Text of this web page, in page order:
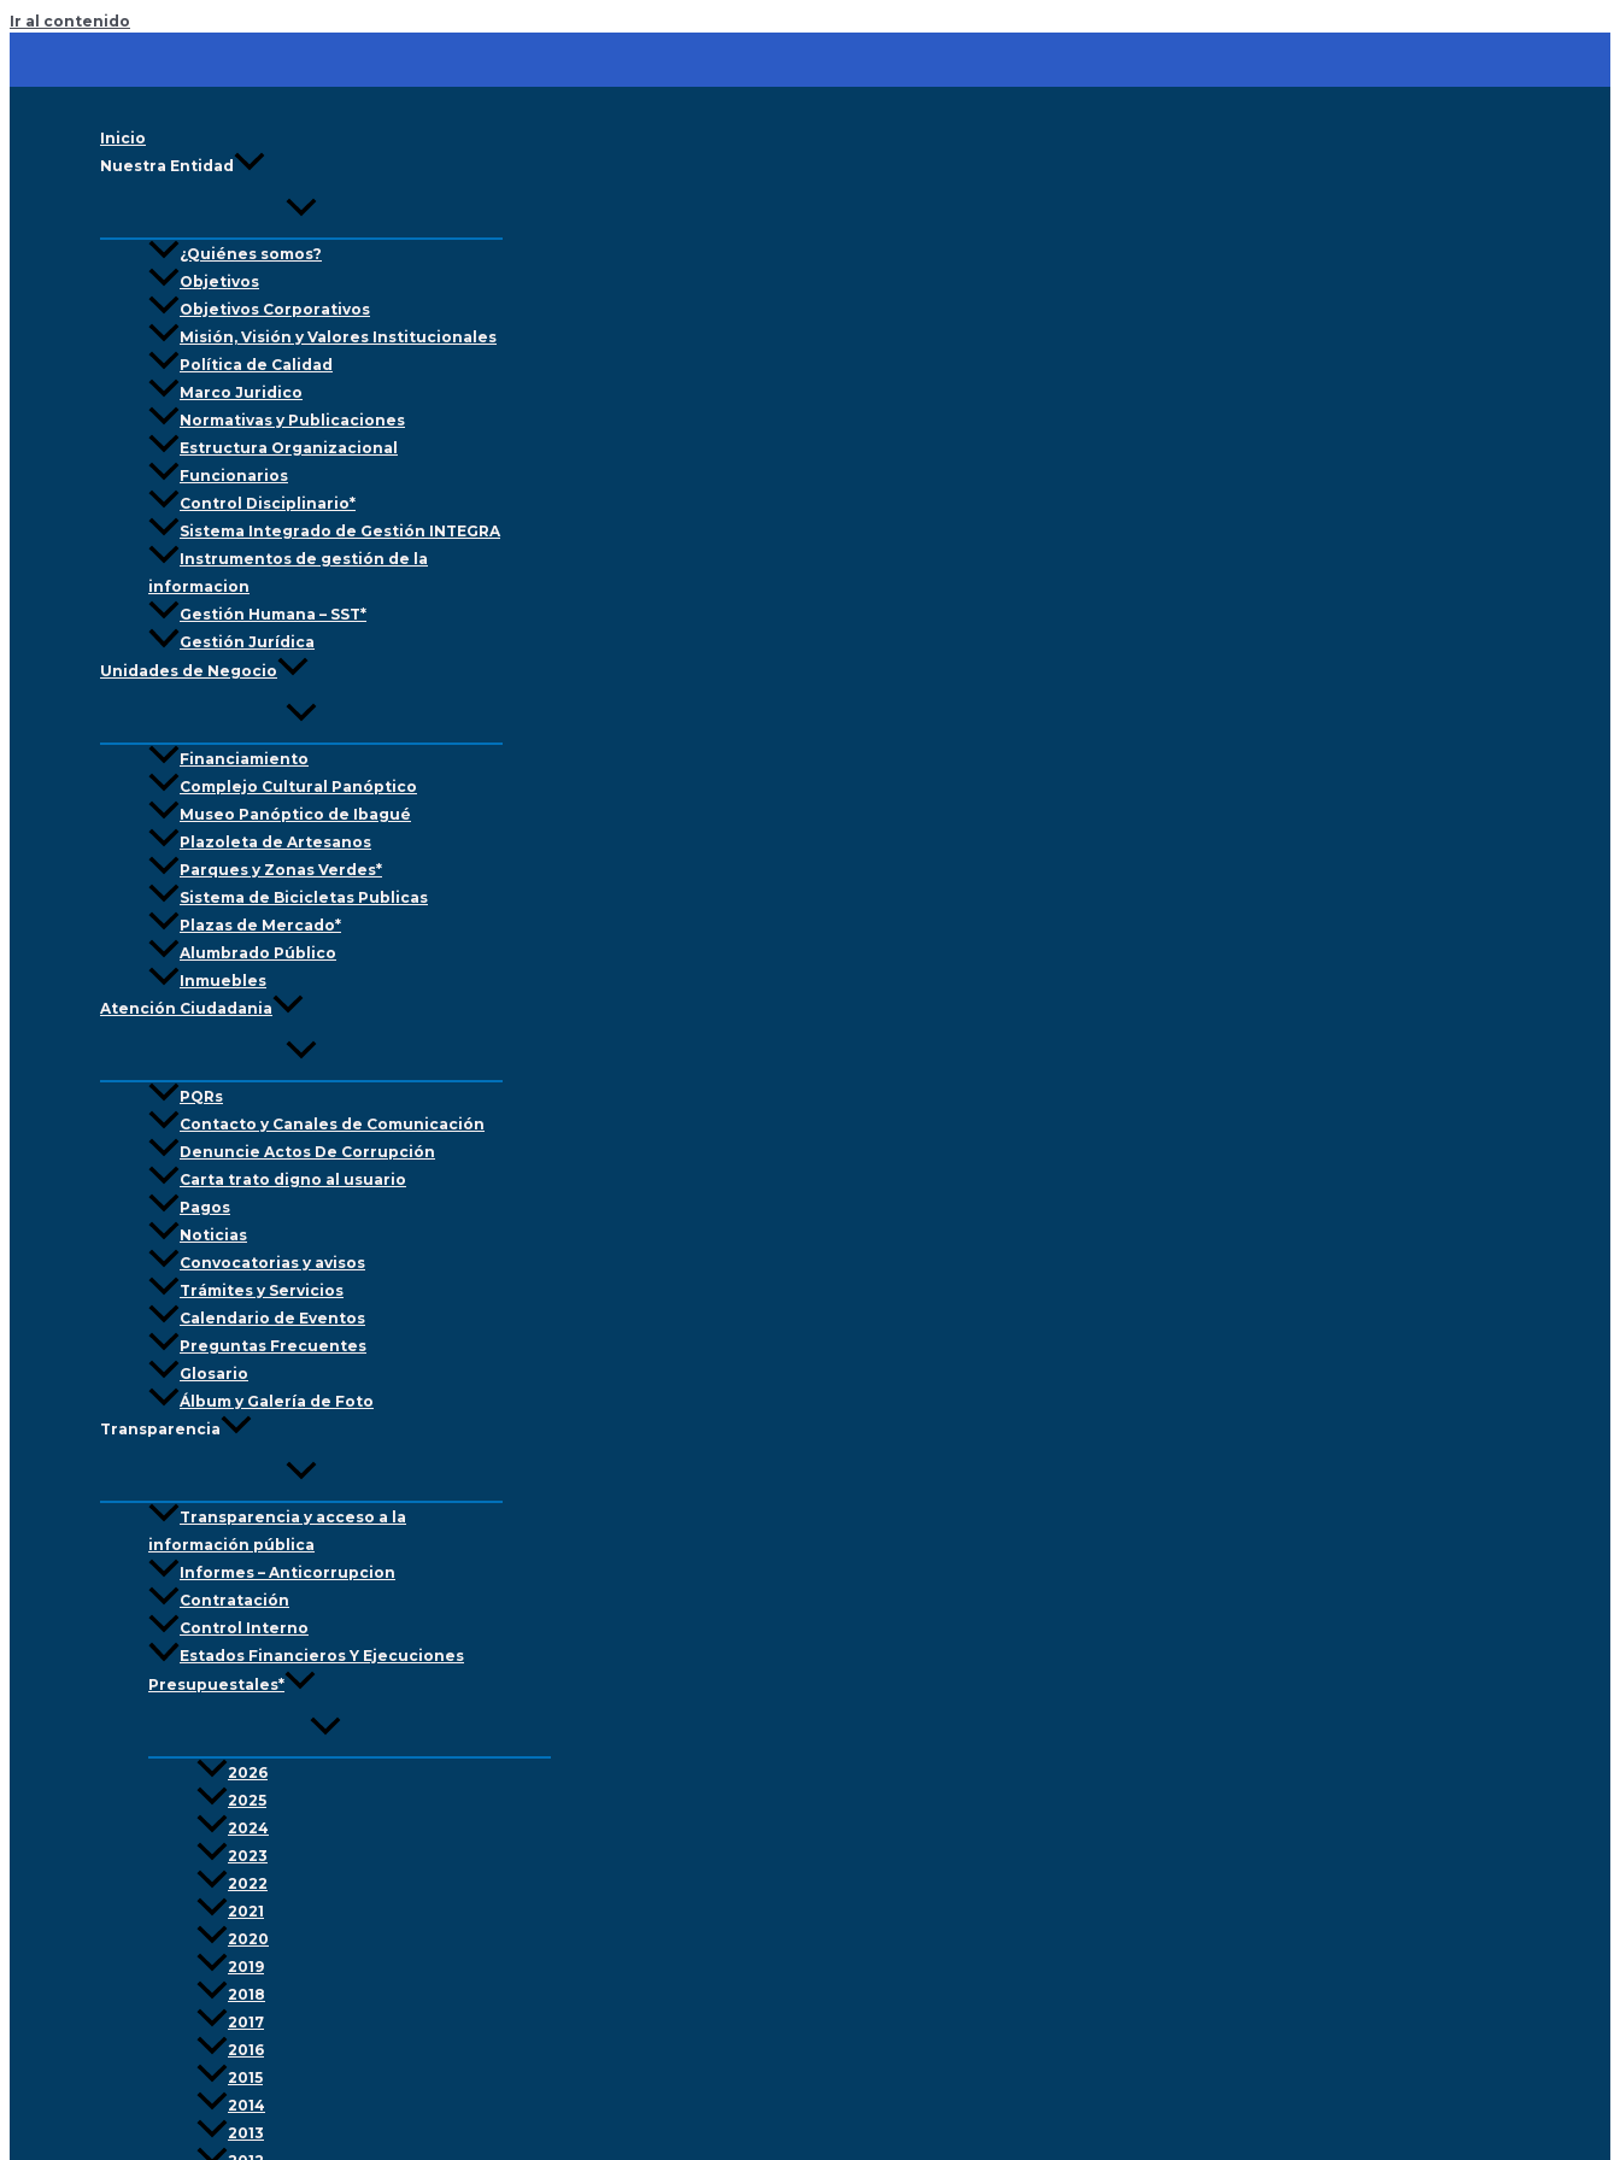
Ir al contenido
Inicio
Nuestra Entidad
¿Quiénes somos?
Objetivos
Objetivos Corporativos
Misión, Visión y Valores Institucionales
Política de Calidad
Marco Juridico
Normativas y Publicaciones
Estructura Organizacional
Funcionarios
Control Disciplinario*
Sistema Integrado de Gestión INTEGRA
Instrumentos de gestión de la
informacion
Gestión Humana – SST*
Gestión Jurídica
Unidades de Negocio
Financiamiento
Complejo Cultural Panóptico
Museo Panóptico de Ibagué
Plazoleta de Artesanos
Parques y Zonas Verdes*
Sistema de Bicicletas Publicas
Plazas de Mercado*
Alumbrado Público
Inmuebles
Atención Ciudadania
PQRs
Contacto y Canales de Comunicación
Denuncie Actos De Corrupción
Carta trato digno al usuario
Pagos
Noticias
Convocatorias y avisos
Trámites y Servicios
Calendario de Eventos
Preguntas Frecuentes
Glosario
Álbum y Galería de Foto
Transparencia
Transparencia y acceso a la
información pública
Informes – Anticorrupcion
Contratación
Control Interno
Estados Financieros Y Ejecuciones
Presupuestales*
2026
2025
2024
2023
2022
2021
2020
2019
2018
2017
2016
2015
2014
2013